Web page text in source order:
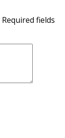
Required fields